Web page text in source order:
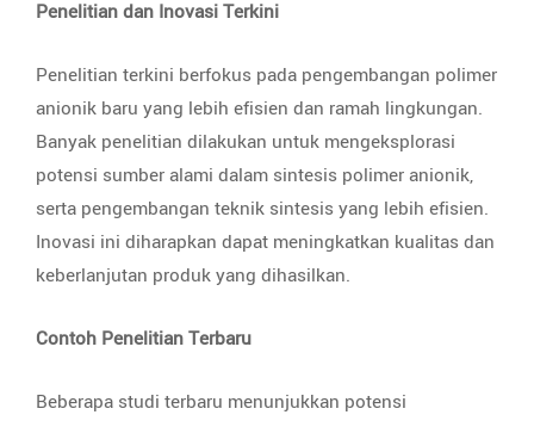
Penelitian dan Inovasi Terkini
Penelitian terkini berfokus pada pengembangan polimer
anionik baru yang lebih efisien dan ramah lingkungan.
Banyak penelitian dilakukan untuk mengeksplorasi
potensi sumber alami dalam sintesis polimer anionik,
serta pengembangan teknik sintesis yang lebih efisien.
Inovasi ini diharapkan dapat meningkatkan kualitas dan
keberlanjutan produk yang dihasilkan.
Contoh Penelitian Terbaru
Beberapa studi terbaru menunjukkan potensi